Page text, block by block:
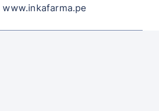
www.inkafarma.pe